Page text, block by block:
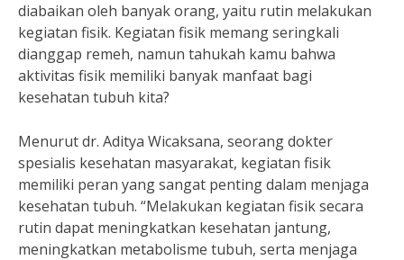
diabaikan oleh banyak orang, yaitu rutin melakukan
kegiatan fisik. Kegiatan fisik memang seringkali
dianggap remeh, namun tahukah kamu bahwa
aktivitas fisik memiliki banyak manfaat bagi
kesehatan tubuh kita?
Menurut dr. Aditya Wicaksana, seorang dokter
spesialis kesehatan masyarakat, kegiatan fisik
memiliki peran yang sangat penting dalam menjaga
kesehatan tubuh. “Melakukan kegiatan fisik secara
rutin dapat meningkatkan kesehatan jantung,
meningkatkan metabolisme tubuh, serta menjaga